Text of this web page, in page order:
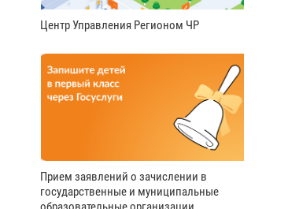
Центр Управления Регионом ЧР
Прием заявлений о зачислении в
государственные и муниципальные